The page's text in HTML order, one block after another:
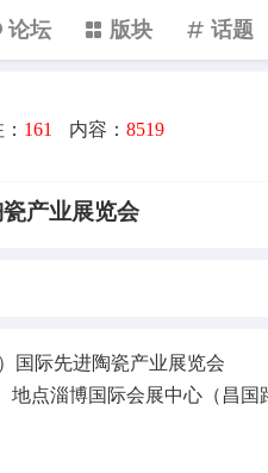
论坛 版块 话题
161 内容： 8519
产业展览会
国际先进陶瓷产业展览会
点淄博国际会展中心（昌国